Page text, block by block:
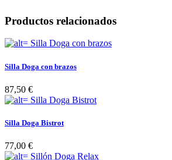
Productos relacionados
Silla Doga con brazos
87,50 €
Silla Doga Bistrot
77,00 €